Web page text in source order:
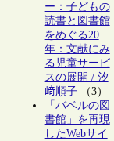
ー：子どもの
読書と図書館
をめぐる20
年：文献にみ
る児童サービ
スの展開 / 汐
﨑順子（3）
「バベルの図
書館」を再現
したWebサイ